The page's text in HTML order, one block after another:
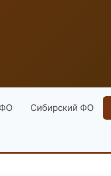
Сибирский ФО